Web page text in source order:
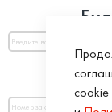
cookie